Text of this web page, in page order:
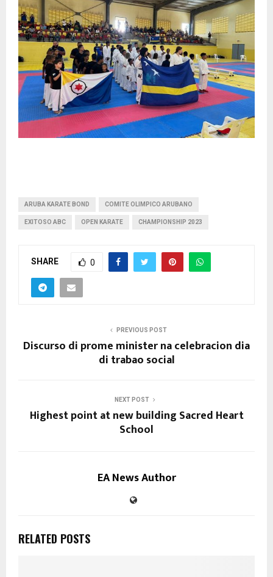
ARUBA KARATE BOND COMITE OLIMPICO ARUBANO
EXITOSO ABC OPEN KARATE CHAMPIONSHIP 2023
SHARE 0
PREVIOUS POST
Discurso di prome minister na celebracion dia
di trabao social
NEXT POST
Highest point at new building Sacred Heart
School
EA News Author
RELATED POSTS